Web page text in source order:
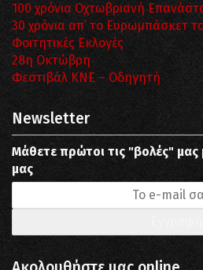
100 χρόνια Οχτωβριανή
30 χρόνια απ’ το Ευρωμπάσκετ
Φοιτητικές Εκλογές
28η Οκτώβρη
Φεστιβάλ ΚΝΕ – Οδηγητή
Newsletter
Μάθετε πρώτοι τις "βολές"
μας